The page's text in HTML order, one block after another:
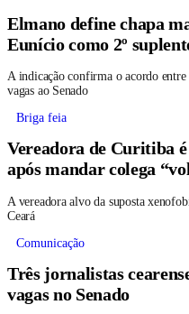
Elmano define chapa
Eunício como 2º
A indicação confirma o acordo
vagas ao Senado
Briga feia
Vereadora de Curitiba
após mandar colega
A vereadora alvo da suposta
Ceará
Comunicação
Três jornalistas
vagas no Senado